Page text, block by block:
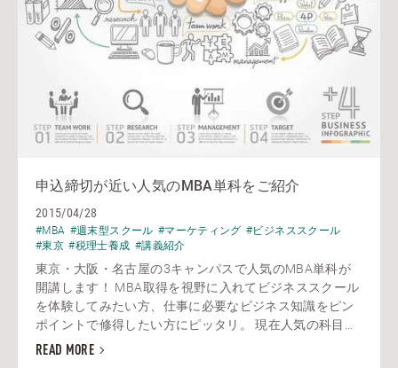
申込締切が近い人気のMBA単科をご紹介
2015/04/28
#MBA #週末型スクール #マーケティング #ビジネススクール
#東京 #税理士養成 #講義紹介
東京・大阪・名古屋の3キャンパスで人気のMBA単科が
開講します！ MBA取得を視野に入れてビジネススクール
を体験してみたい方、仕事に必要なビジネス知識をピン
ポイントで修得したい方にピッタリ。 現在人気の科目...
READ MORE